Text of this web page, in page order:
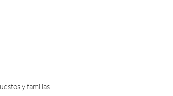
y familias.